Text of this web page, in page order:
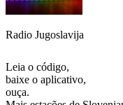
Radio Jugoslavija
Leia o código,
baixe o aplicativo,
ouça.